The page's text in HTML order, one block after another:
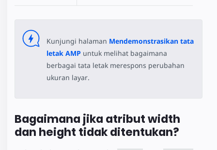
Kunjungi halaman Mendemonstrasikan tata
letak AMP untuk melihat bagaimana
berbagai tata letak merespons perubahan
ukuran layar.
Bagaimana jika atribut width
dan height tidak ditentukan?